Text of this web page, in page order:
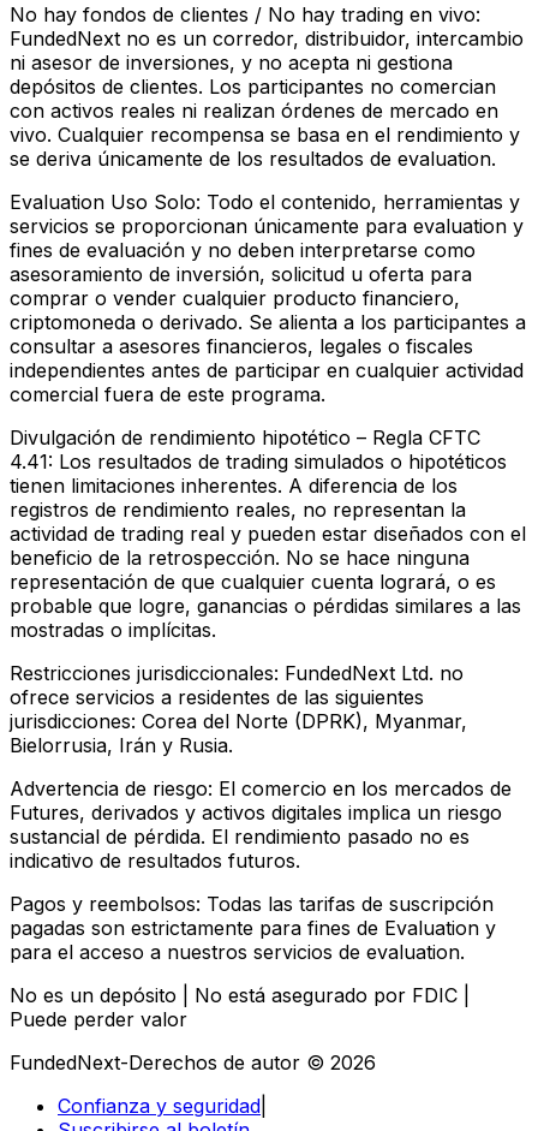
No hay fondos de clientes / No hay trading en vivo:
FundedNext no es un corredor, distribuidor, intercambio
ni asesor de inversiones, y no acepta ni gestiona
depósitos de clientes. Los participantes no comercian
con activos reales ni realizan órdenes de mercado en
vivo. Cualquier recompensa se basa en el rendimiento y
se deriva únicamente de los resultados de evaluation.
Evaluation Uso Solo: Todo el contenido, herramientas y
servicios se proporcionan únicamente para evaluation y
fines de evaluación y no deben interpretarse como
asesoramiento de inversión, solicitud u oferta para
comprar o vender cualquier producto financiero,
criptomoneda o derivado. Se alienta a los participantes a
consultar a asesores financieros, legales o fiscales
independientes antes de participar en cualquier actividad
comercial fuera de este programa.
Divulgación de rendimiento hipotético – Regla CFTC
4.41: Los resultados de trading simulados o hipotéticos
tienen limitaciones inherentes. A diferencia de los
registros de rendimiento reales, no representan la
actividad de trading real y pueden estar diseñados con el
beneficio de la retrospección. No se hace ninguna
representación de que cualquier cuenta logrará, o es
probable que logre, ganancias o pérdidas similares a las
mostradas o implícitas.
Restricciones jurisdiccionales: FundedNext Ltd. no
ofrece servicios a residentes de las siguientes
jurisdicciones: Corea del Norte (DPRK), Myanmar,
Bielorrusia, Irán y Rusia.
Advertencia de riesgo: El comercio en los mercados de
Futures, derivados y activos digitales implica un riesgo
sustancial de pérdida. El rendimiento pasado no es
indicativo de resultados futuros.
Pagos y reembolsos: Todas las tarifas de suscripción
pagadas son estrictamente para fines de Evaluation y
para el acceso a nuestros servicios de evaluation.
No es un depósito | No está asegurado por FDIC |
Puede perder valor
FundedNext-Derechos de autor © 2026
Confianza y seguridad